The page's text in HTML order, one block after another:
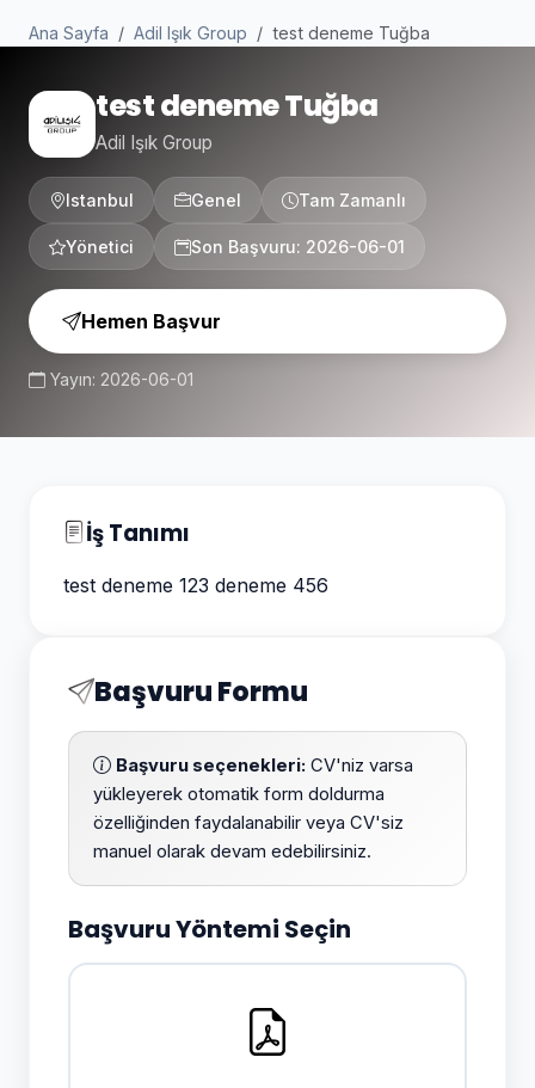
Ana Sayfa Adil Işık Group test deneme Tuğba
test deneme Tuğba
Adil Işık Group
Istanbul Genel Tam Zamanlı
Yönetici Son Başvuru: 2026-06-01
Hemen Başvur
Yayın: 2026-06-01
İş Tanımı
test deneme 123 deneme 456
Başvuru Formu
Başvuru seçenekleri: CV'niz varsa
yükleyerek otomatik form doldurma
özelliğinden faydalanabilir veya CV'siz
manuel olarak devam edebilirsiniz.
Başvuru Yöntemi Seçin